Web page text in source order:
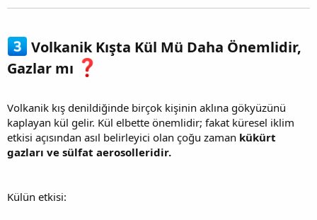
Volkanik Kışta Kül Mü Daha Önemlidir,
Gazlar mı
Volkanik kış denildiğinde birçok kişinin aklına gökyüzünü
kaplayan kül gelir. Kül elbette önemlidir; fakat küresel iklim
etkisi açısından asıl belirleyici olan çoğu zaman kükürt
gazları ve sülfat aerosolleridir.
Külün etkisi: